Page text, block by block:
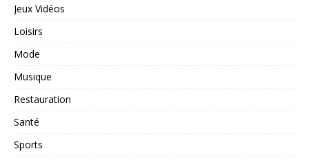
Jeux Vidéos
Loisirs
Mode
Musique
Restauration
Santé
Sports